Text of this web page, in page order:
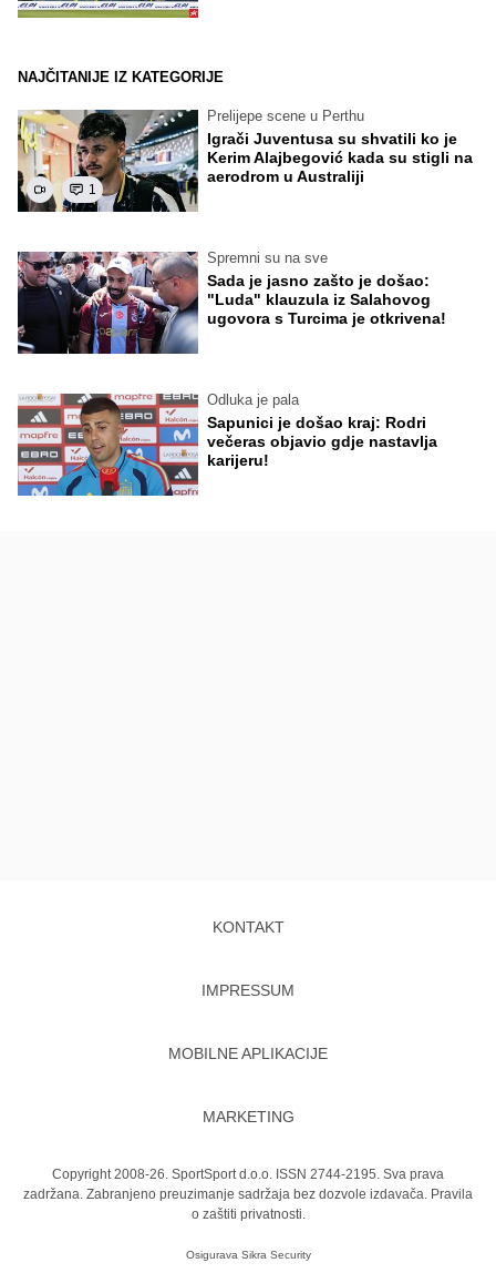
NAJČITANIJE IZ KATEGORIJE
1
Prelijepe scene u Perthu
Igrači Juventusa su shvatili ko je
Kerim Alajbegović kada su stigli na
aerodrom u Australiji
Spremni su na sve
Sada je jasno zašto je došao:
"Luda" klauzula iz Salahovog
ugovora s Turcima je otkrivena!
Odluka je pala
Sapunici je došao kraj: Rodri
večeras objavio gdje nastavlja
karijeru!
KONTAKT
IMPRESSUM
MOBILNE APLIKACIJE
MARKETING
Copyright 2008-26. SportSport d.o.o. ISSN 2744-2195. Sva prava
zadržana. Zabranjeno preuzimanje sadržaja bez dozvole izdavača. Pravila
o zaštiti privatnosti.
Osigurava Sikra Security